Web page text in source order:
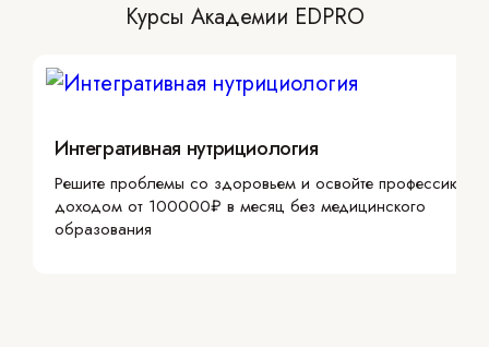
Курсы Академии EDPRO
Интегративная нутрициология
Решите проблемы со здоровьем и освойте профессию с
доходом от 100000₽ в месяц без медицинского
образования